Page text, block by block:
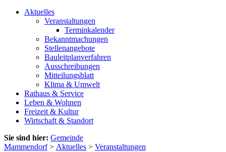
Aktuelles
Veranstaltungen
Terminkalender
Bekanntmachungen
Stellenangebote
Bauleitplanverfahren
Ausschreibungen
Mitteilungsblatt
Klima & Umwelt
Rathaus & Service
Leben & Wohnen
Freizeit & Kultur
Wirtschaft & Standort
Sie sind hier: Gemeinde
Mammendorf> Aktuelles > Veranstaltungen